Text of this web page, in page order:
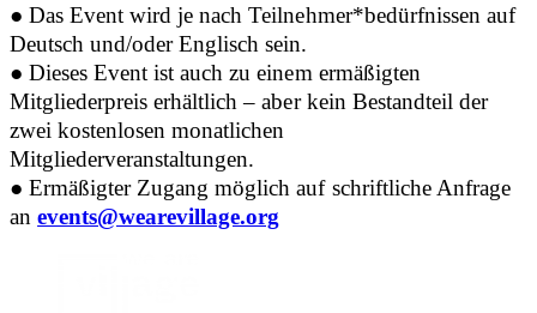
●Das Event wird je nach Teilnehmer*bedürfnissen auf
Deutsch und/oder Englisch sein.
●Dieses Event ist auch zu einem ermäßigten
Mitgliederpreis erhältlich – aber kein Bestandteil der
zwei kostenlosen monatlichen
Mitgliederveranstaltungen.
●Ermäßigter Zugang möglich auf schriftliche Anfrage
anevents@wearevillage.org